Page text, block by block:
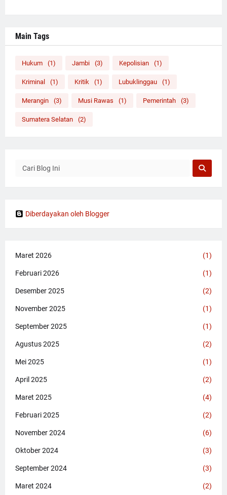
Main Tags
Hukum (1) Jambi (3) Kepolisian (1)
Kriminal (1) Kritik (1) Lubuklinggau (1)
Merangin (3) Musi Rawas (1) Pemerintah (3)
Sumatera Selatan (2)
Diberdayakan oleh Blogger
Maret 2026 (1)
Februari 2026 (1)
Desember 2025 (2)
November 2025 (1)
September 2025 (1)
Agustus 2025 (2)
Mei 2025 (1)
April 2025 (2)
Maret 2025 (4)
Februari 2025 (2)
November 2024 (6)
Oktober 2024 (3)
September 2024 (3)
Maret 2024 (2)